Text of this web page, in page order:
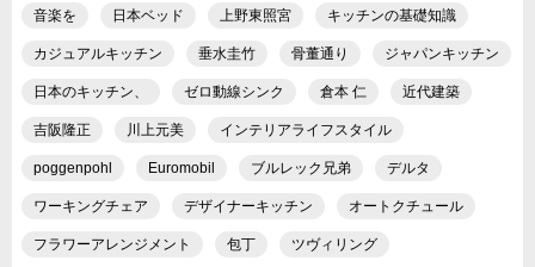
音楽を 日本ベッド 上野東照宮 キッチンの基礎知識
カジュアルキッチン 垂水圭竹 骨董通り ジャパンキッチン
日本のキッチン、 ゼロ動線シンク 倉本 仁 近代建築
吉阪隆正 川上元美 インテリアライフスタイル
poggenpohl Euromobil ブルレック兄弟 デルタ
ワーキングチェア デザイナーキッチン オートクチュール
フラワーアレンジメント 包丁 ツヴィリング